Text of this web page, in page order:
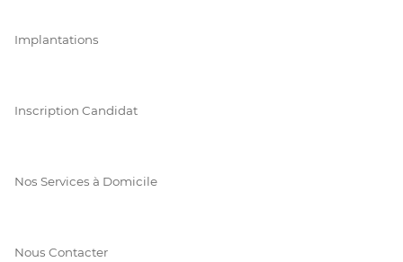
Implantations
Inscription Candidat
Nos Services à Domicile
Nous Contacter